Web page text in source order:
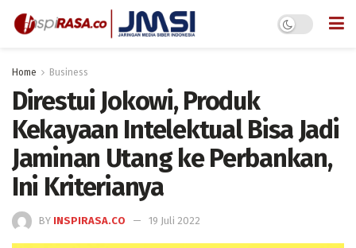
Home Business
Direstui Jokowi, Produk
Kekayaan Intelektual Bisa Jadi
Jaminan Utang ke Perbankan,
Ini Kriterianya
BY INSPIRASA.CO 19 Juli 2022